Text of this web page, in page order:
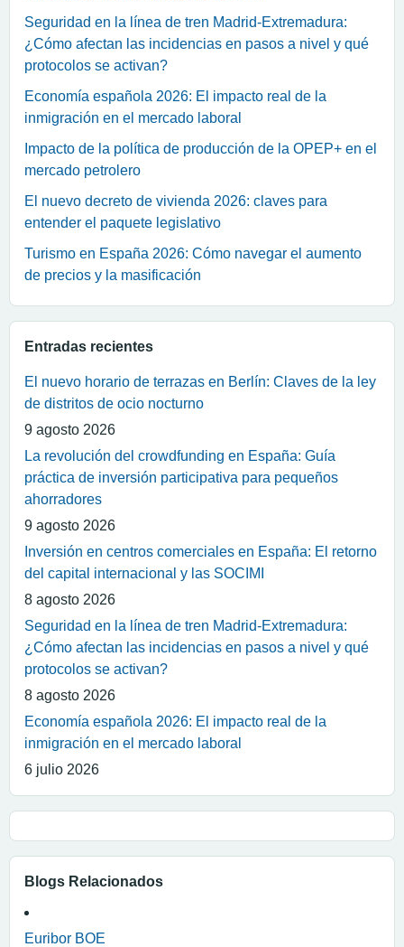
Seguridad en la línea de tren Madrid-Extremadura:
¿Cómo afectan las incidencias en pasos a nivel y qué
protocolos se activan?
Economía española 2026: El impacto real de la
inmigración en el mercado laboral
Impacto de la política de producción de la OPEP+ en el
mercado petrolero
El nuevo decreto de vivienda 2026: claves para
entender el paquete legislativo
Turismo en España 2026: Cómo navegar el aumento
de precios y la masificación
Entradas recientes
El nuevo horario de terrazas en Berlín: Claves de la ley
de distritos de ocio nocturno
9 agosto 2026
La revolución del crowdfunding en España: Guía
práctica de inversión participativa para pequeños
ahorradores
9 agosto 2026
Inversión en centros comerciales en España: El retorno
del capital internacional y las SOCIMI
8 agosto 2026
Seguridad en la línea de tren Madrid-Extremadura:
¿Cómo afectan las incidencias en pasos a nivel y qué
protocolos se activan?
8 agosto 2026
Economía española 2026: El impacto real de la
inmigración en el mercado laboral
6 julio 2026
Blogs Relacionados
Euribor BOE